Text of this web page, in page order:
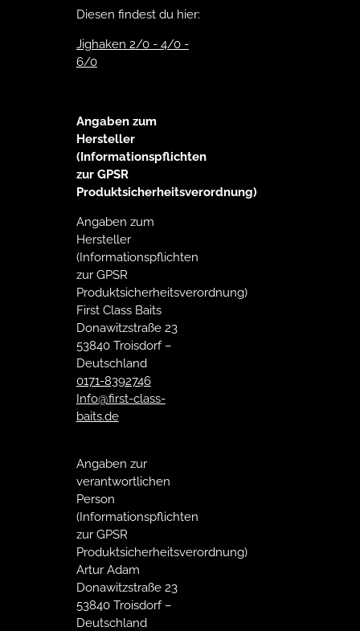
Diesen findest du hier:
Jighaken 2/0 - 4/0 -
6/0
Angaben zum
Hersteller
(Informationspflichten
zur GPSR
Produktsicherheitsverordnung)
Angaben zum
Hersteller
(Informationspflichten
zur GPSR
Produktsicherheitsverordnung)
First Class Baits
Donawitzstraße 23
53840 Troisdorf –
Deutschland
0171-8392746
Info@first-class-
baits.de
Angaben zur
verantwortlichen
Person
(Informationspflichten
zur GPSR
Produktsicherheitsverordnung)
Artur Adam
Donawitzstraße 23
53840 Troisdorf –
Deutschland